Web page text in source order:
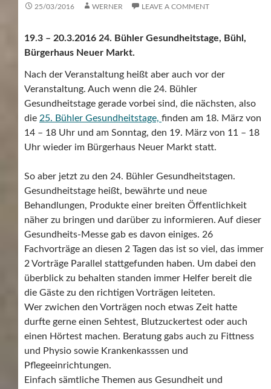
25/03/2016 WERNER LEAVE A COMMENT
19.3 – 20.3.2016 24. Bühler Gesundheitstage, Bühl,
Bürgerhaus Neuer Markt.
Nach der Veranstaltung heißt aber auch vor der
Veranstaltung. Auch wenn die 24. Bühler
Gesundheitstage gerade vorbei sind, die nächsten, also
die 25. Bühler Gesundheitstage, finden am 18. März von
14 – 18 Uhr und am Sonntag, den 19. März von 11 – 18
Uhr wieder im Bürgerhaus Neuer Markt statt.
So aber jetzt zu den 24. Bühler Gesundheitstagen.
Gesundheitstage heißt, bewährte und neue
Behandlungen, Produkte einer breiten Öffentlichkeit
näher zu bringen und darüber zu informieren. Auf dieser
Gesundheits-Messe gab es davon einiges. 26
Fachvorträge an diesen 2 Tagen das ist so viel, das immer
2 Vorträge Parallel stattgefunden haben. Um dabei den
überblick zu behalten standen immer Helfer bereit die
die Gäste zu den richtigen Vorträgen leiteten.
Wer zwichen den Vorträgen noch etwas Zeit hatte
durfte gerne einen Sehtest, Blutzuckertest oder auch
einen Hörtest machen. Beratung gabs auch zu Fittness
und Physio sowie Krankenkasssen und
Pflegeeinrichtungen.
Einfach sämtliche Themen aus Gesundheit und